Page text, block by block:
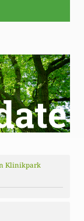
Klinikpark